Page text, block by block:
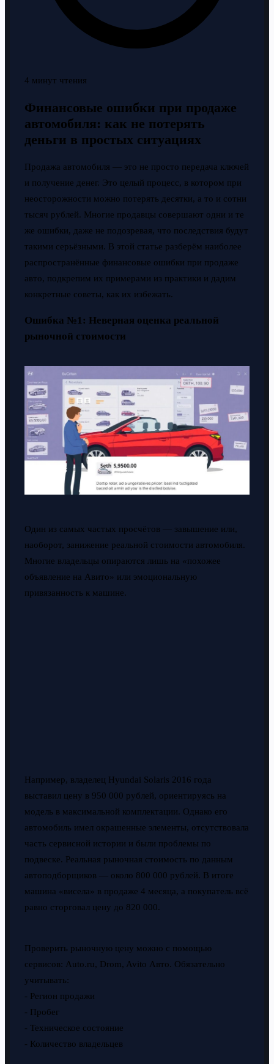
4 минут чтения
Финансовые ошибки при продаже
автомобиля: как не потерять
деньги в простых ситуациях
Продажа автомобиля — это не просто передача ключей
и получение денег. Это целый процесс, в котором при
неосторожности можно потерять десятки, а то и сотни
тысяч рублей. Многие продавцы совершают одни и те
же ошибки, даже не подозревая, что последствия будут
такими серьёзными. В этой статье разберём наиболее
распространённые финансовые ошибки при продаже
авто, подкрепим их примерами из практики и дадим
конкретные советы, как их избежать.
Ошибка №1: Неверная оценка реальной
рыночной стоимости
Один из самых частых просчётов — завышение или,
наоборот, занижение реальной стоимости автомобиля.
Многие владельцы опираются лишь на «похожее
объявление на Авито» или эмоциональную
привязанность к машине.
Например, владелец Hyundai Solaris 2016 года
выставил цену в 950 000 рублей, ориентируясь на
модель в максимальной комплектации. Однако его
автомобиль имел окрашенные элементы, отсутствовала
часть сервисной истории и были проблемы по
подвеске. Реальная рыночная стоимость по данным
автоподборщиков — около 800 000 рублей. В итоге
машина «висела» в продаже 4 месяца, а покупатель всё
равно сторговал цену до 820 000.
Проверить рыночную цену можно с помощью
сервисов: Auto.ru, Drom, Avito Авто. Обязательно
учитывать:
- Регион продажи
- Пробег
- Техническое состояние
- Количество владельцев